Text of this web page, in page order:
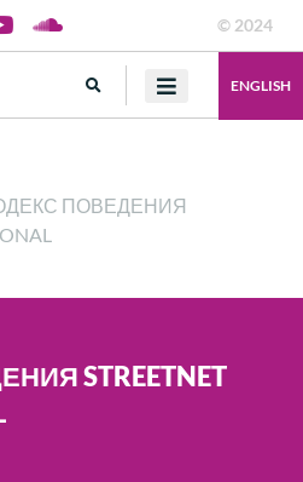
© 2024
ENGLISH
ПОВЕДЕНИЯ
STREETNET